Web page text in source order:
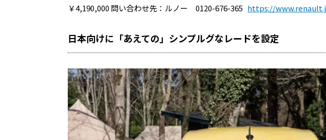
￥4,190,000 問い合わせ先：ルノー 0120-676-365 https://
日本向けに「あえての」シンプルグなレードを設定